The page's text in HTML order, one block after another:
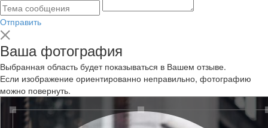
Отправить
Ваша фотография
Выбранная область будет показываться в Вашем отзыве.
Если изображение ориентированно неправильно, фотографию
можно повернуть.